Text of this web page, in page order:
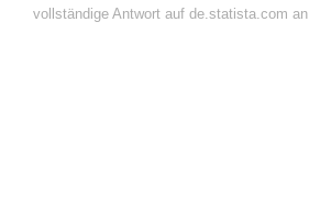
vollständige Antwort auf de.statista.com an